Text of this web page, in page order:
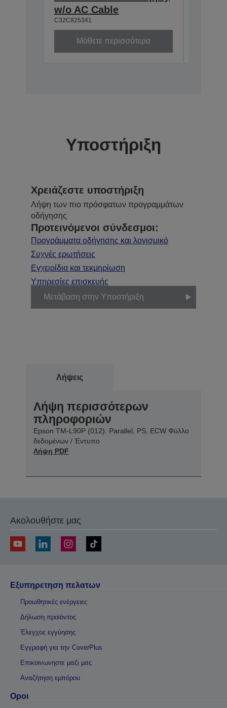
w/o AC Cable
C32C825341
Μάθετε περισσότερα
Υποστήριξη
Χρειάζεστε υποστήριξη
Λήψη των πιο πρόσφατων προγραμμάτων
οδήγησης
Προτεινόμενοι σύνδεσμοι:
Προγράμματα οδήγησης και λογισμικό
Συχνές ερωτήσεις
Εγχειρίδια και τεκμηρίωση
Υπηρεσίες επισκευής
Μετάβαση στην Υποστήριξη
Λήψεις
Λήψη περισσότερων
πληροφοριών
Epson TM-L90P (012): Parallel, PS, ECW Φύλλο
δεδομένων / Έντυπο
Λήψη PDF
Ακολουθήστε μας
Εξυπηρετηση πελατων
Προωθητικές ενέργειες
Δήλωση προϊόντος
Έλεγχος εγγύησης
Εγγραφή για την CoverPlus
Επικοινωνηστε μαζι μας
Αναζήτηση εμπόρου
Οροι